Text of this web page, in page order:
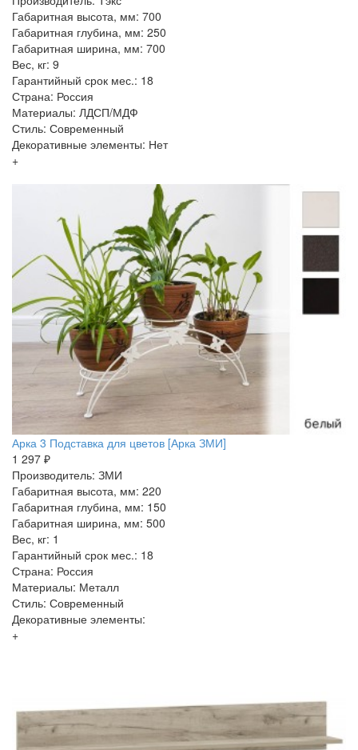
Габаритная высота, мм: 700
Габаритная глубина, мм: 250
Габаритная ширина, мм: 700
Вес, кг: 9
Гарантийный срок мес.: 18
Страна: Россия
Материалы: ЛДСП/МДФ
Стиль: Современный
Декоративные элементы: Нет
+
Арка 3 Подставка для цветов [Арка ЗМИ]
1 297 ₽
Производитель: ЗМИ
Габаритная высота, мм: 220
Габаритная глубина, мм: 150
Габаритная ширина, мм: 500
Вес, кг: 1
Гарантийный срок мес.: 18
Страна: Россия
Материалы: Металл
Стиль: Современный
Декоративные элементы:
+